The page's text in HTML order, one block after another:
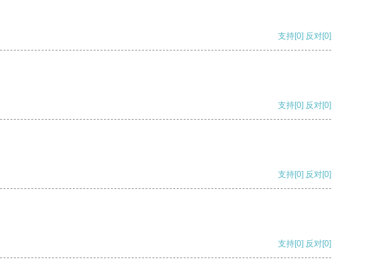
支持[0] 反对[0]
支持[0] 反对[0]
支持[0] 反对[0]
支持[0] 反对[0]